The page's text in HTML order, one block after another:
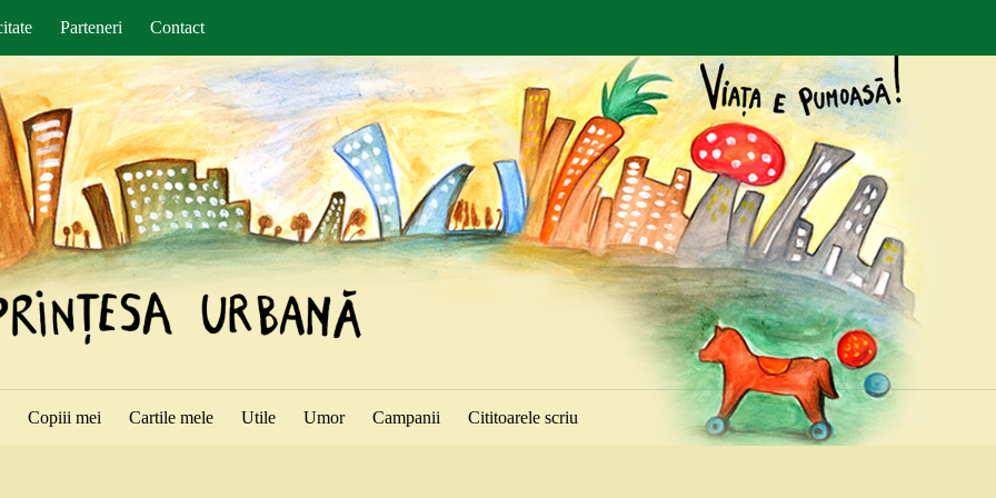
Parteneri Contact
Copiii mei Cartile mele Utile Umor Campanii Cititoarele scriu